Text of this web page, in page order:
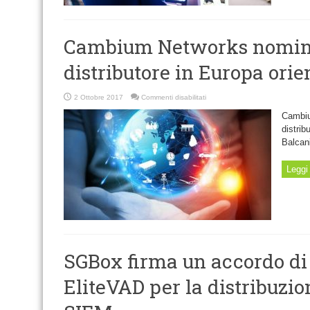
Cambium Networks
distributore in Europa
2 Ottobre 2017 Commenti disabilitatisu
Networks
nomina
Ingram
Micro
distributore
in
Europa
orientale
SGBox firma un accordo
EliteVAD per la